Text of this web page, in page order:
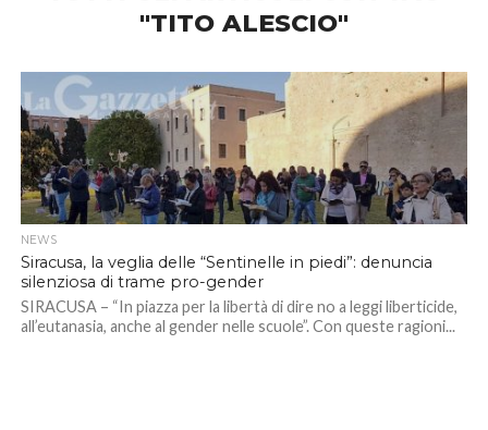
"TITO ALESCIO"
NEWS
Siracusa, la veglia delle “Sentinelle in piedi”: denuncia
silenziosa di trame pro-gender
SIRACUSA – “In piazza per la libertà di dire no a leggi liberticide,
all’eutanasia, anche al gender nelle scuole”. Con queste ragioni...